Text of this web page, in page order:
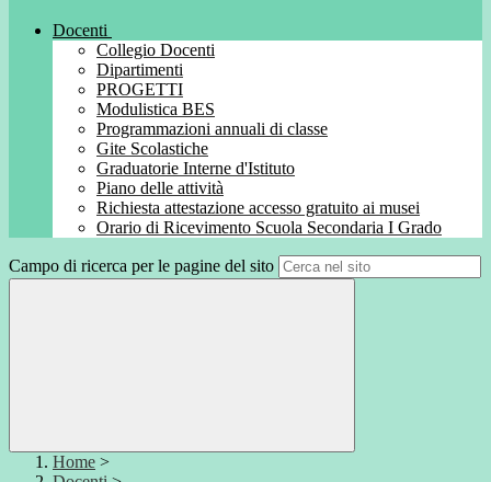
Docenti
Collegio Docenti
Dipartimenti
PROGETTI
Modulistica BES
Programmazioni annuali di classe
Gite Scolastiche
Graduatorie Interne d'Istituto
Piano delle attività
Richiesta attestazione accesso gratuito ai musei
Orario di Ricevimento Scuola Secondaria I Grado
Campo di ricerca per le pagine del sito
Home >